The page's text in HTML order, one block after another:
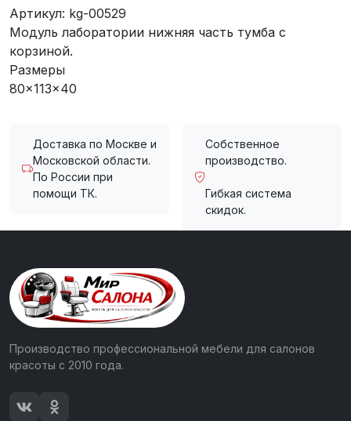
Артикул: kg-00529
Модуль лаборатории нижняя часть тумба с
корзиной.
Размеры
80x113x40
Доставка по Москве и
Московской области.
По России при
помощи ТК.
Собственное
производство.
Гибкая система
скидок.
Производство профессиональной мебели для салонов
красоты с 2010 года.